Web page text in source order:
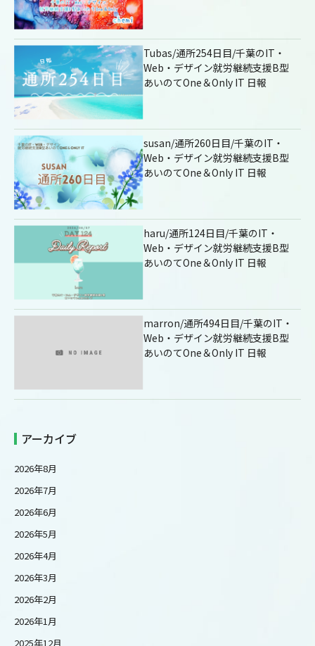
Tubas/通所254日目/千葉のIT・
Web・デザイン就労継続支援B型
あいのてOne＆Only IT 日報
susan/通所260日目/千葉のIT・
Web・デザイン就労継続支援B型
あいのてOne＆Only IT 日報
haru/通所124日目/千葉のIT・
Web・デザイン就労継続支援B型
あいのてOne＆Only IT 日報
marron/通所494日目/千葉のIT・
Web・デザイン就労継続支援B型
あいのてOne＆Only IT 日報
アーカイブ
2026年8月
2026年7月
2026年6月
2026年5月
2026年4月
2026年3月
2026年2月
2026年1月
2025年12月